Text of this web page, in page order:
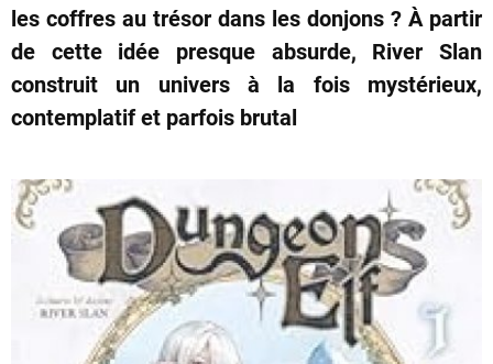
les coffres au trésor dans les donjons ? À partir
de cette idée presque absurde, River Slan
construit un univers à la fois mystérieux,
contemplatif et parfois brutal